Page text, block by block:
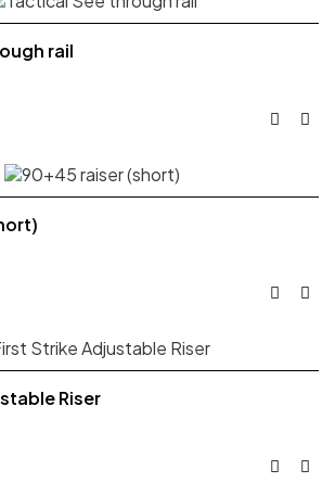
rail
 
 
Riser
 